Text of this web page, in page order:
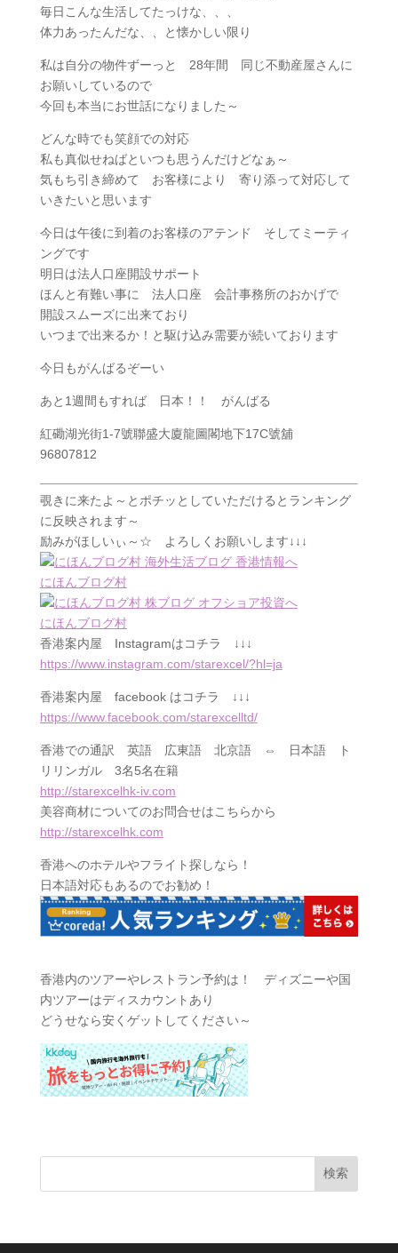
毎日こんな生活してたっけな、、、
体力あったんだな、、と懐かしい限り
私は自分の物件ずーっと 28年間 同じ不動産屋さんに
お願いしているので
今回も本当にお世話になりました～
どんな時でも笑顔での対応
私も真似せねばといつも思うんだけどなぁ～
気もち引き締めて お客様により 寄り添って対応して
いきたいと思います
今日は午後に到着のお客様のアテンド そしてミーティ
ングです
明日は法人口座開設サポート
ほんと有難い事に 法人口座 会計事務所のおかげで
開設スムーズに出来ており
いつまで出来るか！と駆け込み需要が続いております
今日もがんばるぞーい
あと1週間もすれば 日本！！ がんばる
紅磡湖光街1-7號聯盛大廈龍圖閣地下17C號舖
96807812
覗きに来たよ～とポチッとしていただけるとランキング
に反映されます～
励みがほしいぃ～☆ よろしくお願いします↓↓↓
にほんブログ村
にほんブログ村
香港案内屋 Instagramはコチラ ↓↓↓
https://www.instagram.com/starexcel/?hl=ja
香港案内屋 facebookはコチラ ↓↓↓
https://www.facebook.com/starexcelltd/
香港での通訳 英語 広東語 北京語 ⇔ 日本語 ト
リリンガル 3名5名在籍
http://starexcelhk-iv.com
美容商材についてのお問合せはこちらから
http://starexcelhk.com
香港へのホテルやフライト探しなら！
日本語対応もあるのでお勧め！
香港内のツアーやレストラン予約は！ ディズニーや国
内ツアーはディスカウントあり
どうせなら安くゲットしてください～
検索